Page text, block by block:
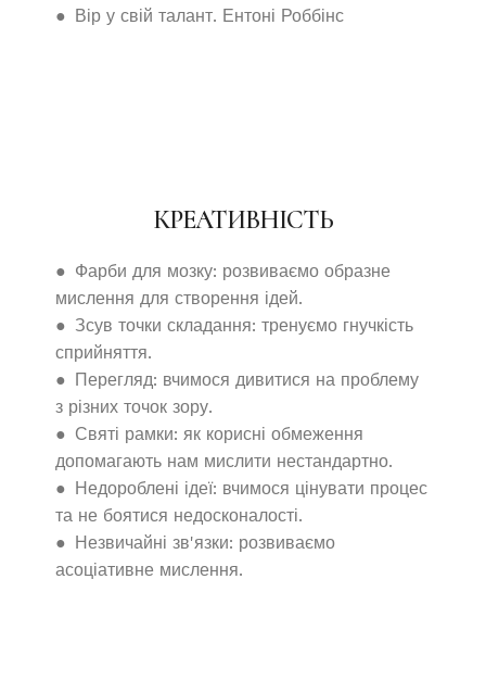
● Вір у свій талант. Ентоні Роббінс
КРЕАТИВНІСТЬ
● Фарби для мозку: розвиваємо образне
мислення для створення ідей.
● Зсув точки складання: тренуємо гнучкість
сприйняття.
● Перегляд: вчимося дивитися на проблему
з різних точок зору.
● Святі рамки: як корисні обмеження
допомагають нам мислити нестандартно.
● Недороблені ідеї: вчимося цінувати процес
та не боятися недосконалості.
● Незвичайні зв'язки: розвиваємо
асоціативне мислення.